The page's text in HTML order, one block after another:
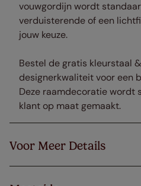
vouwgordijn wordt
verduisterende of een
jouw keuze.
Bestel de gratis kleurstaal
designerkwaliteit voor een
Deze raamdecoratie wordt
klant op maat gemaakt.
Voor Meer Details